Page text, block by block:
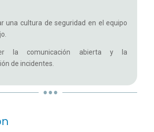
una cultura de seguridad en el equipo
la comunicación abierta y la
de incidentes.